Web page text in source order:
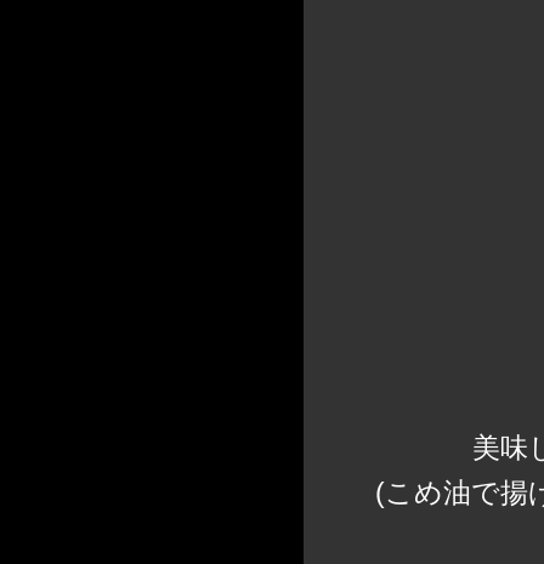
美味
(こめ油で揚